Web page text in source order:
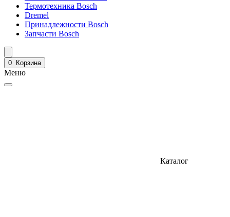
Термотехника Bosch
Dremel
Принадлежности Bosch
Запчасти Bosch
0 Корзина
Меню
Каталог